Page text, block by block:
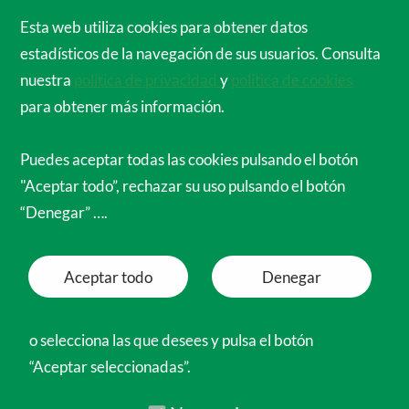
Mundo
Menú
10 al 19 de octubre de
2015
<< Anterior
expedición
2
Esta web utiliza cookies para obtener datos
estadísticos de la navegación de sus usuarios. Consulta
nuestrapolítica de privacidadypolítica de cookies
para obtener más información.
Puedes aceptar todas las cookies pulsando el botón
“Denegar” ….
Aceptar todo Denegar
“Aceptar seleccionadas”.
Necesarias
Preferencias
Analíticas